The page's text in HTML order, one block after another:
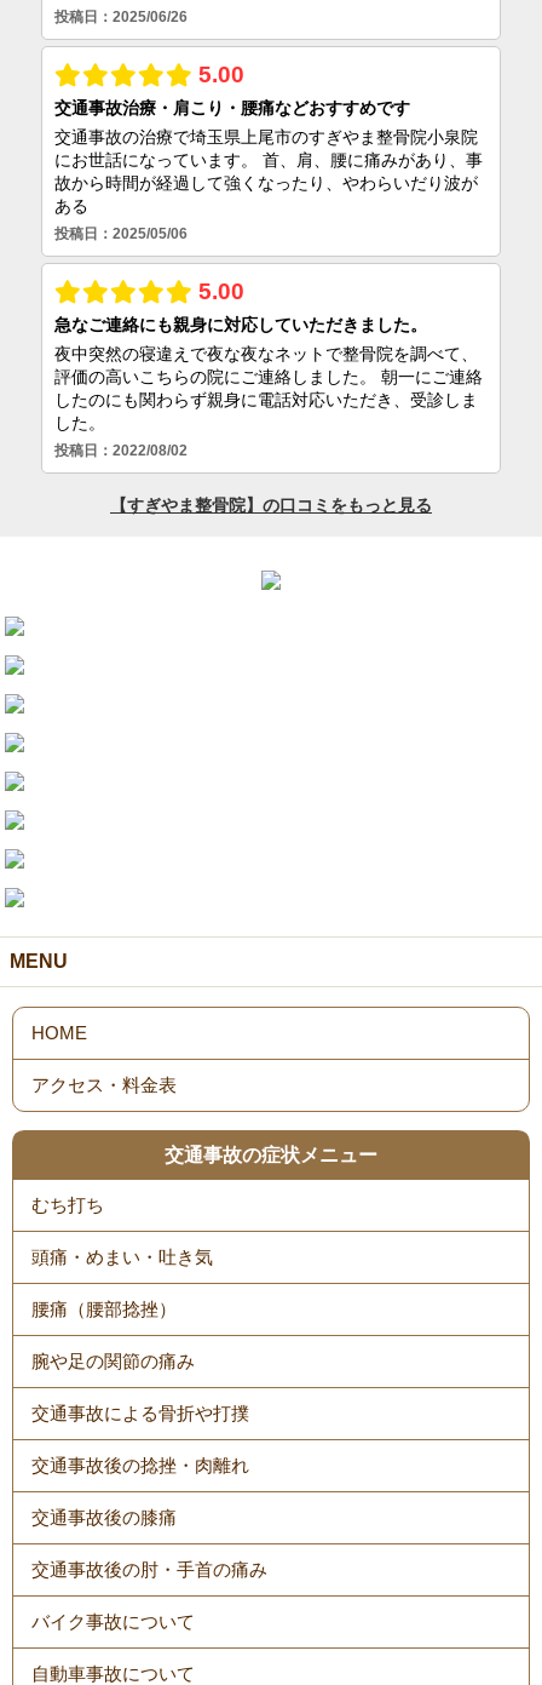
MENU
HOME
アクセス・料金表
交通事故の症状メニュー
むち打ち
頭痛・めまい・吐き気
腰痛（腰部捻挫）
腕や足の関節の痛み
交通事故による骨折や打撲
交通事故後の捻挫・肉離れ
交通事故後の膝痛
交通事故後の肘・手首の痛み
バイク事故について
自動車事故について